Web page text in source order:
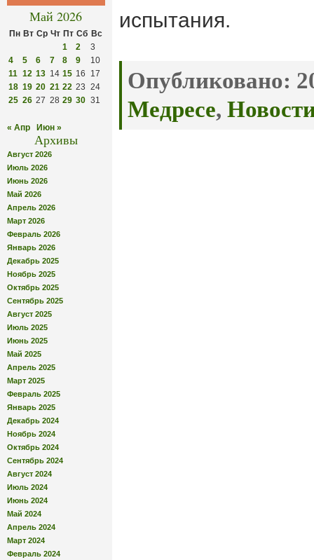
Май 2026
Пн Вт Ср Чт Пт Сб Вс
1
2
3
4
5 6 7 8 9
10
11 12 13 14 15 16
17
18 19 20 21 22 23 24
25 26 27 28 29 30 31
« Апр Июн »
Архивы
Август 2026
Июль 2026
Июнь 2026
Май 2026
Апрель 2026
Март 2026
Февраль 2026
Январь 2026
Декабрь 2025
Ноябрь 2025
Октябрь 2025
Сентябрь 2025
Август 2025
Июль 2025
Июнь 2025
Май 2025
Апрель 2025
Март 2025
Февраль 2025
Январь 2025
Декабрь 2024
Ноябрь 2024
Октябрь 2024
Сентябрь 2024
Август 2024
Июль 2024
Июнь 2024
Май 2024
Апрель 2024
Март 2024
Февраль 2024
испытания.
Опубликовано:
Медресе,